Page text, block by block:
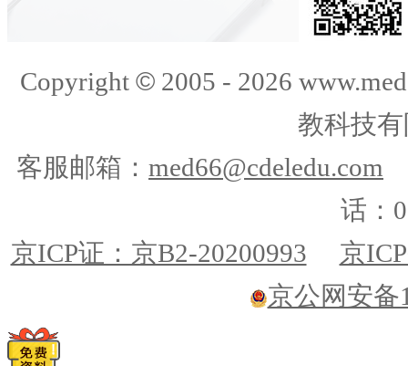
Copyright ©2005 - 2026
教科技
客服邮箱： med66@cdeledu.com
话：
京ICP证：京B2-20200993
京
京公网安备